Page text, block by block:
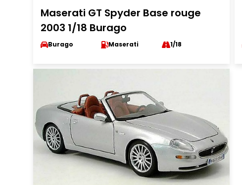
Maserati GT Spyder Base rouge
2003 1/18 Burago
Burago Maserati 1/18